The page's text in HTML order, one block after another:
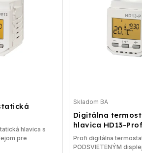
hlavica s
pre
Digitálna
hlavica HD13-
Skladom BA
Profi digitálna
PODSVIETENÝM